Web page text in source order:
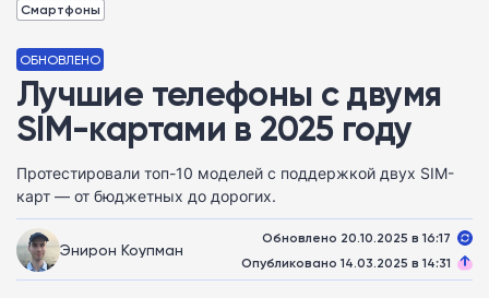
Смартфоны
ОБНОВЛЕНО
Лучшие телефоны с двумя
SIM-картами в 2025 году
Протестировали топ-10 моделей с поддержкой двух SIM-
карт — от бюджетных до дорогих.
Энирон Коупман
Обновлено 20.10.2025 в 16:17
Опубликовано 14.03.2025 в 14:31